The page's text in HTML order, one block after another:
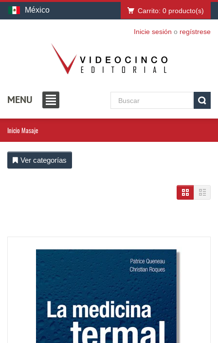
México Carrito: 0 producto(s)
Inicie sesión o regístrese
MENU
Inicio Masaje
Ver categorías